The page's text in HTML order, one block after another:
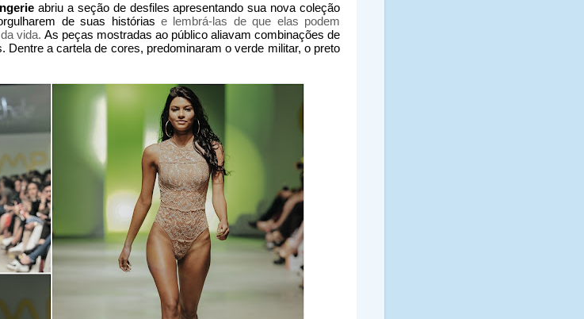
abriu a seção de desfiles apresentando sua nova coleção
de suas histórias e lembrá-las de que elas podem
vida. As peças mostradas ao público aliavam combinações de
Dentre a cartela de cores, predominaram o verde militar, o preto